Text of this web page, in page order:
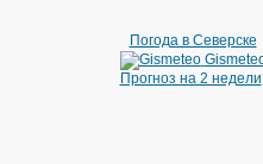
Погода в Северске
Прогноз на 2 недели